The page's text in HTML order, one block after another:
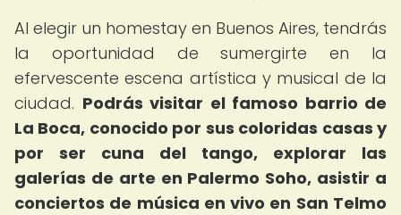
Al elegir un homestay en Buenos Aires, tendrás
la oportunidad de sumergirte en la
efervescente escena artística y musical de la
ciudad. Podrás visitar el famoso barrio de
La Boca, conocido por sus coloridas casas y
por ser cuna del tango, explorar las
galerías de arte en Palermo Soho, asistir a
conciertos de música en vivo en San Telmo